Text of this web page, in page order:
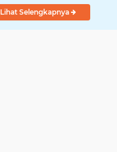
Lihat Selengkapnya